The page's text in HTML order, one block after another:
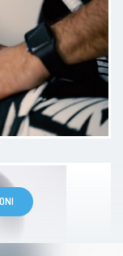
a tutti